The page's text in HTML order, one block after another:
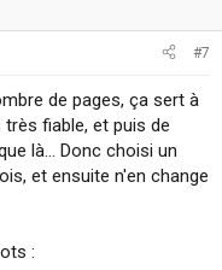
#7
de pages, ça sert à
fiable, et puis de
là... Donc choisi un
et ensuite n'en change
: